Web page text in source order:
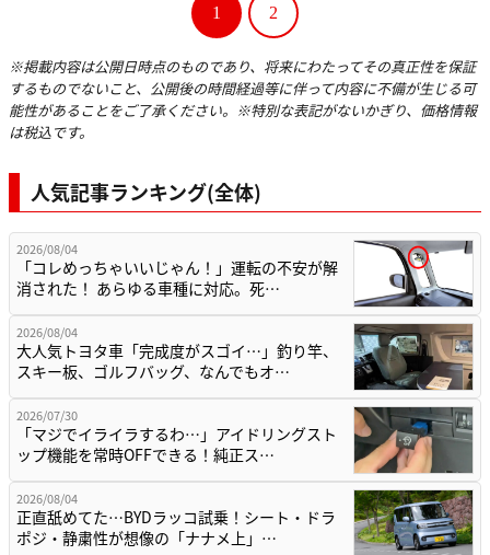
1 2
※掲載内容は公開日時点のものであり、将来にわたってその真正性を保証
するものでないこと、公開後の時間経過等に伴って内容に不備が生じる可
能性があることをご了承ください。※特別な表記がないかぎり、価格情報
は税込です。
人気記事ランキング(全体)
2026/08/04
「コレめっちゃいいじゃん！」運転の不安が解
消された！ あらゆる車種に対応。死…
2026/08/04
大人気トヨタ車「完成度がスゴイ…」釣り竿、
スキー板、ゴルフバッグ、なんでもオ…
2026/07/30
「マジでイライラするわ…」アイドリングスト
ップ機能を常時OFFできる！純正ス…
2026/08/04
正直舐めてた…BYDラッコ試乗！シート・ドラ
ポジ・静粛性が想像の「ナナメ上」…